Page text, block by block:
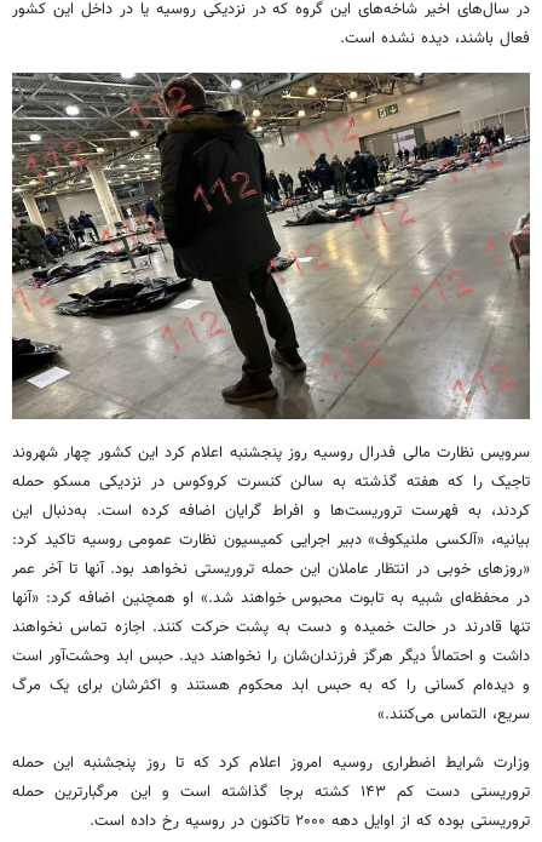
در سال‌های اخیر شاخه‌های این گروه که در نزدیکی روسیه یا در داخل این کشور
فعال باشند، دیده نشده است.
سرویس نظارت مالی فدرال روسیه روز پنجشنبه اعلام کرد این کشور چهار شهروند
تاجیک را که هفته گذشته به سالن کنسرت کروکوس در نزدیکی مسکو حمله
کردند، به فهرست تروریست‌ها و افراط گرایان اضافه کرده است. به‌دنبال این
بیانیه، «آلکسی ملنیکوف» دبیر اجرایی کمیسیون نظارت عمومی روسیه تاکید کرد:
«روزهای خوبی در انتظار عاملان این حمله تروریستی نخواهد بود. آنها تا آخر عمر
در محفظه‌ای شبیه به تابوت محبوس خواهند شد.» او همچنین اضافه کرد: «آنها
تنها قادرند در حالت خمیده و دست به پشت حرکت کنند. اجازه تماس نخواهند
داشت و احتمالاً دیگر هرگز فرزندان‌شان را نخواهند دید. حبس ابد وحشت‌آور است
و دیده‌ام کسانی را که به حبس ابد محکوم هستند و اکثرشان برای یک مرگ
سریع، التماس می‌کنند.»
وزارت شرایط اضطراری روسیه امروز اعلام کرد که تا روز پنجشنبه این حمله
تروریستی دست کم ۱۴۳ کشته برجا گذاشته است و این مرگبارترین حمله
تروریستی بوده که از اوایل دهه ۲۰۰۰ تاکنون در روسیه رخ داده است.